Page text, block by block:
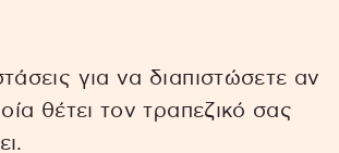
για να διαπιστώσετε αν
θέτει τον τραπεζικό σας